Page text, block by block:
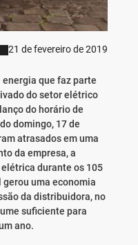
21 de fevereiro de 2019
energia que faz parte
do setor elétrico
do horário de
domingo, 17 de
atrasados em uma
da empresa, a
durante os 105
uma economia
da distribuidora, no
suficiente para
ano.